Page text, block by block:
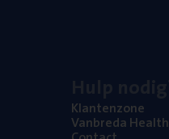
Klan­ten­zo­ne
Van­b­re­da Health